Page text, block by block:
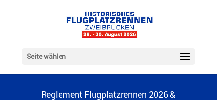
Seite wählen
Reglement Flugplatzrennen 2026 &